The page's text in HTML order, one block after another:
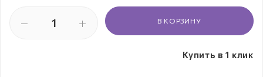
В КОРЗИНУ
Купить в 1 клик